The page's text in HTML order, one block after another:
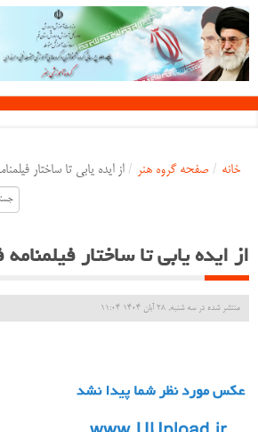
خانه / صفحه گروه هنر / از ایده یابی تا ساختار
از ایده یابی تا ساختار فیلمنامه
منتشر شده در سه شنبه, 28 آبان 1404 11:04